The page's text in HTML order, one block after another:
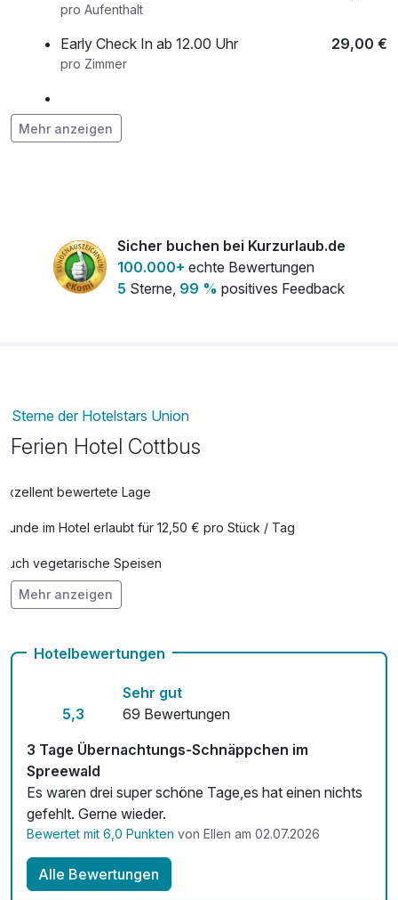
pro Aufenthalt
Early Check In ab 12.00 Uhr 29,00 €
pro Zimmer
frischer Strauß Blumen auf dem Zimmer
pro Stück
Late Check Out bis 14.00 Uhr 29,00 €
pro Zimmer
pro Aufenthalt
pro Aufenthalt
Mehr anzeigen
Sicher buchen bei Kurzurlaub.de
100.000+ echte Bewertungen
5 Sterne, 99 % positives Feedback
Sterne der Hotelstars Union
Ferien Hotel Cottbus
Exzellent bewertete Lage
Hunde im Hotel erlaubt für 12,50 € pro Stück / Tag
Auch vegetarische Speisen
Kostenloses W-LAN
Mehr anzeigen
Hotelbewertungen
5,3
Sehr gut
69 Bewertungen
3 Tage Übernachtungs-Schnäppchen im
Spreewald
Es waren drei super schöne Tage,es hat einen nichts
gefehlt. Gerne wieder.
Bewertet mit 6,0 Punkten von Ellen am 02.07.2026
Alle Bewertungen